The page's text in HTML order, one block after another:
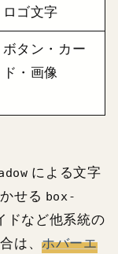
ロゴ文字
ボタン・カー
ド・画像
による文字
せる box-
ドなど他系統の
は、ホバーエ